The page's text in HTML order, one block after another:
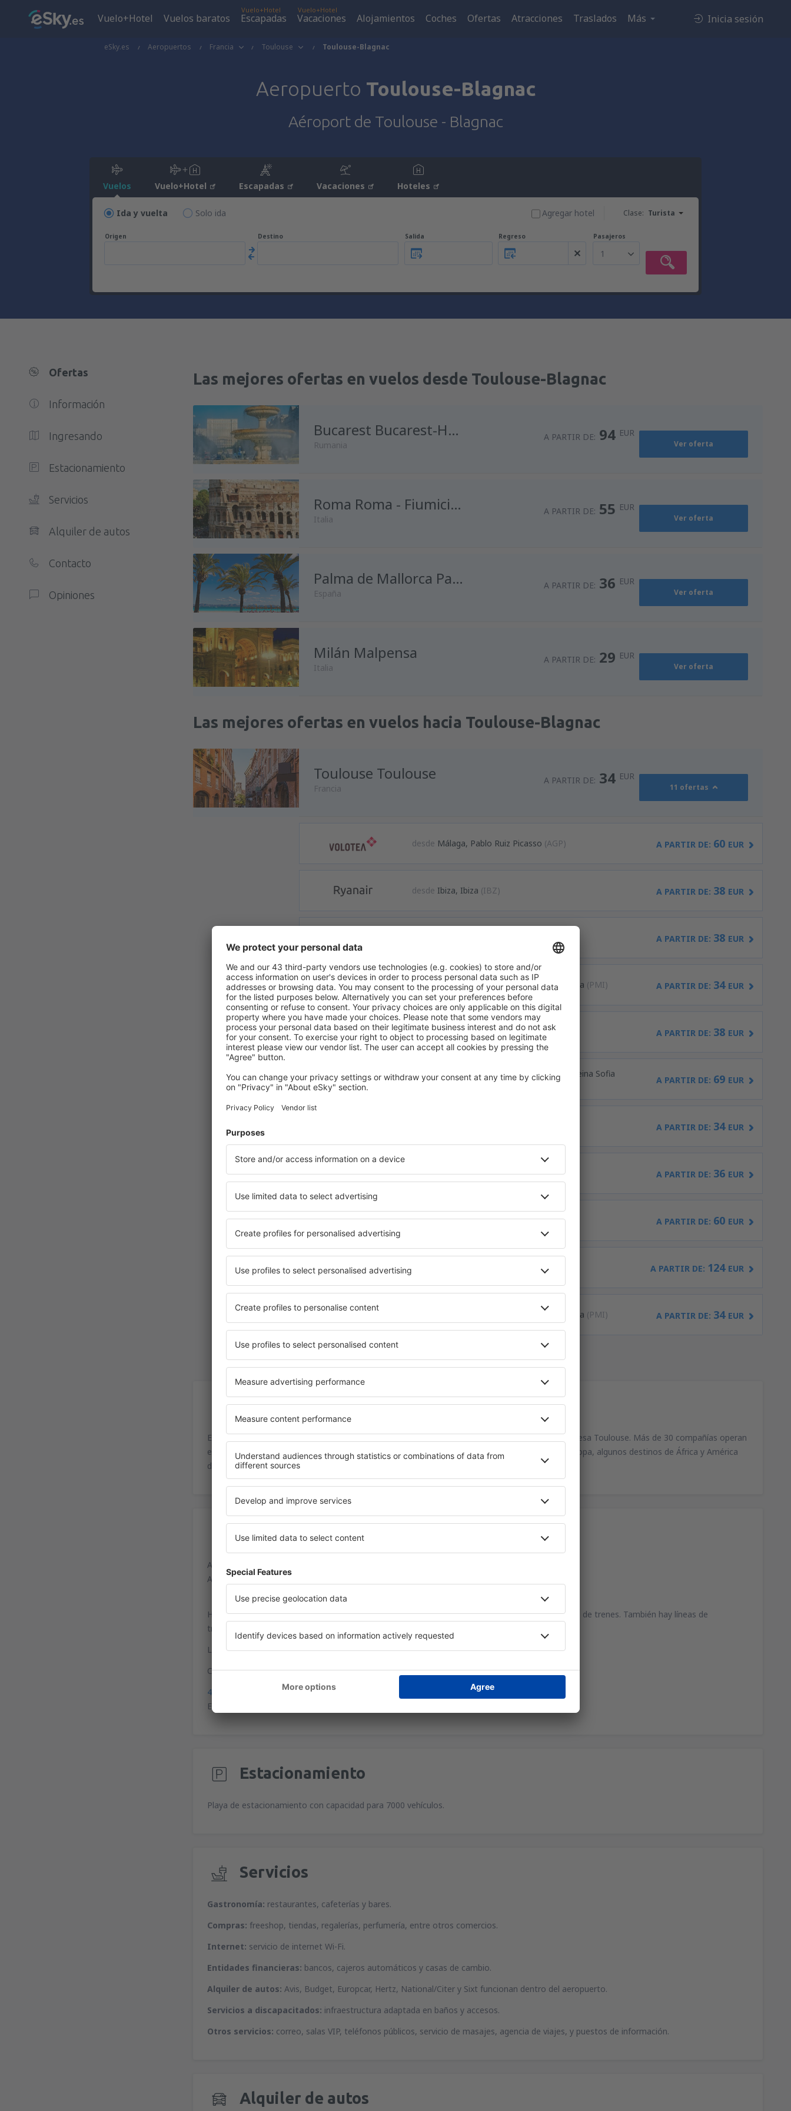
Vuelo+Hotel Vuelos baratos
Vuelo+Hotel
Escapadas
Vuelo+Hotel
Vacaciones Alojamientos Coches Ofertas Atracciones Traslados Más Inicia sesión
eSky.es Aeropuertos Francia Toulouse Toulouse-Blagnac
Aeropuerto Toulouse-Blagnac
Aéroport de Toulouse - Blagnac
Vuelos Vuelo+Hotel Escapadas Vacaciones Hoteles
Ida y vuelta Solo ida Clase: Turista
Agregar hotel
Origen Destino Salida Regreso Pasajeros
1
Ofertas
Información
Ingresando
Estacionamiento
Servicios
Alquiler de autos
Contacto
Opiniones
Las mejores ofertas en vuelos desde Toulouse-Blagnac
Bucarest Bucarest-Henri Coanda
Rumania
A PARTIR DE: 94 EUR
Ver oferta
Roma Roma - Fiumicino
Italia
A PARTIR DE: 55 EUR
Ver oferta
Palma de Mallorca Palma de Mallorca
España
A PARTIR DE: 36 EUR
Ver oferta
Milán Malpensa
Italia
A PARTIR DE: 29 EUR
Ver oferta
Las mejores ofertas en vuelos hacia Toulouse-Blagnac
Toulouse Toulouse
Francia
A PARTIR DE: 34 EUR
11 ofertas
desde Málaga, Pablo Ruiz Picasso (AGP) A PARTIR DE: 60 EUR
desde Ibiza, Ibiza (IBZ) A PARTIR DE: 38 EUR
A PARTIR DE: 38 EUR
desdePalma de Mallorca, Palma de Mallorca (PMI) A PARTIR DE: 34 EUR
desdeSevilla, San Pablo (SVQ) A PARTIR DE: 38 EUR
desdeGranadilla de Abona, Tenerife Sur - Reina Sofia
(TFS)
A PARTIR DE: 69 EUR
A PARTIR DE: 34 EUR
desdeAlicante, Alicante Intl Airport (ALC) A PARTIR DE: 36 EUR
desdeMadrid, Madrid-Barajas (MAD) A PARTIR DE: 60 EUR
A PARTIR DE: 124 EUR
Palma de Mallorca, Palma de Mallorca (PMI) A PARTIR DE: 34 EUR
Información
El Aeropuerto Internacional Toulouse Blagnac está localizado a 6,7 kilómetros de la ciudad francesa Toulouse. Más de 30 compañías operan
en el aeropuerto, con vuelos domésticos e internacionales, principalmente a otros países de Europa, algunos destinos de África y América
del Norte.
Ingresando
Aéroport de Toulouse - Blagnac
Aéroport Toulouse-Blagnac, BP 90103 - 31703 Blagnac Cedex
Hay un servicio de minibuses que conecta el aeropuerto con el centro de la ciudad y a la estación de trenes. También hay líneas de
transporte urbano hacia diferentes puntos de Toulouse.
La parada de taxis se encuentra en el sector de arribos.
Coordenadas para sistema de GPS:
43°37'46"N, 1°22'29"E
El Aeropuerto está localizado a 6,7 kilómetros de Toulouse.
Estacionamiento
Playa de estacionamiento con capacidad para 7000 vehículos.
Servicios
Gastronomía: restaurantes, cafeterías y bares.
Compras: freeshop, tiendas, regalerías, perfumería, entre otros comercios.
Internet: servicio de internet Wi-Fi.
Entidades financieras: bancos, cajeros automáticos y casas de cambio.
Alquiler de autos: Avis, Budget, Europcar, Hertz, National/Citer y Sixt funcionan dentro del aeropuerto.
Servicios a discapacitados: infraestructura adaptada en baños y accesos.
Otros servicios: correo, salas VIP, teléfonos públicos, servicio de masajes, agencia de viajes, y puestos de información.
Alquiler de autos